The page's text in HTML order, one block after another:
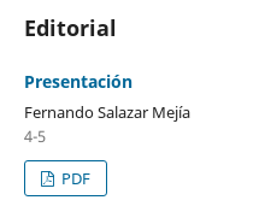
Editorial
Presentación
Fernando Salazar Mejía
4-5
PDF